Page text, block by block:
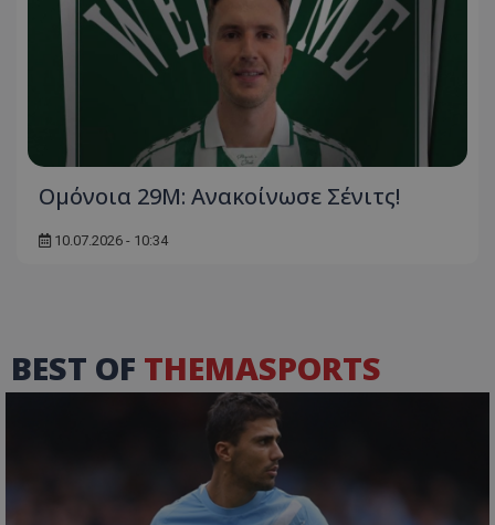
Ομόνοια 29Μ: Ανακοίνωσε Σένιτς!
10.07.2026 - 10:34
BEST OF THEMASPORTS